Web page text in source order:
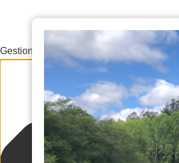
Gestionar el consentimiento de las cookies